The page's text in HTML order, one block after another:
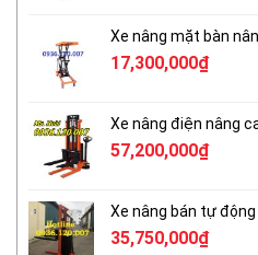
Xe nâng mặt bàn
17,300,000₫
Xe nâng điện nâng
57,200,000₫
Xe nâng bán tự
35,750,000₫